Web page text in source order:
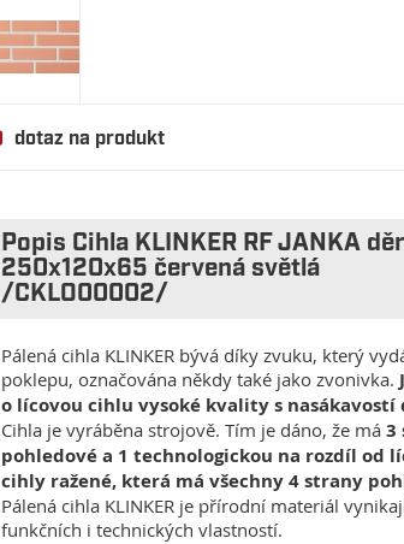
dotaz na produkt
Popis Cihla KLINKER RF JANKA
250x120x65 červená světlá
/CKLO00002/
Pálená cihla KLINKER bývá díky zvuku, který
poklepu, označována někdy také jako zvonivka.
o lícovou cihlu vysoké kvality s nasákavostí
Cihla je vyráběna strojově. Tím je dáno, že má 3
pohledové a 1 technologickou na rozdíl od
cihly ražené, která má všechny 4 strany
Pálená cihla KLINKER je přírodní materiál
funkčních i technických vlastností.